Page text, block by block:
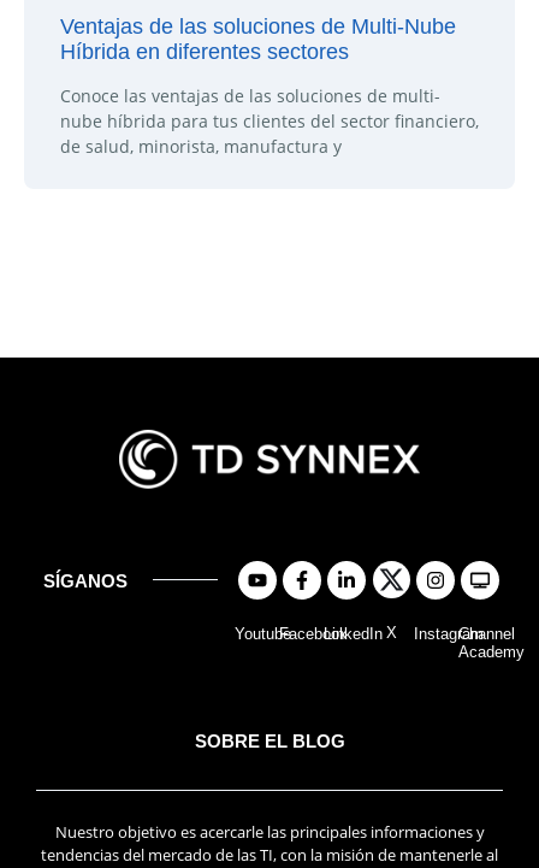
Ventajas de las soluciones de Multi-Nube
Híbrida en diferentes sectores
Conoce las ventajas de las soluciones de multi-
nube híbrida para tus clientes del sector financiero,
de salud, minorista, manufactura y
SÍGANOS
YoutubeFacebookLinkedIn X InstagramChannel
Academy
SOBRE EL BLOG
Nuestro objetivo es acercarle las principales informaciones y
tendencias del mercado de las TI, con la misión de mantenerle al